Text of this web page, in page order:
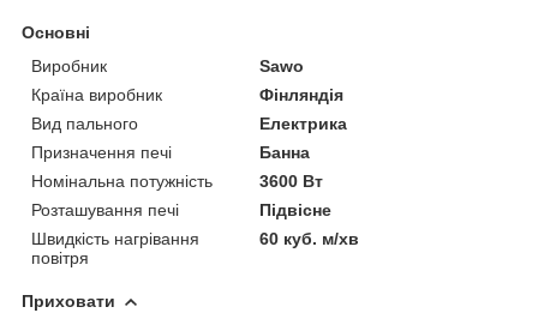
Основні
Виробник
Sawo
Країна виробник
Фінляндія
Вид пального
Електрика
Призначення печі
Банна
Номінальна потужність
3600 Вт
Розташування печі
Підвісне
Швидкість нагрівання
повітря
60 куб. м/хв
Приховати